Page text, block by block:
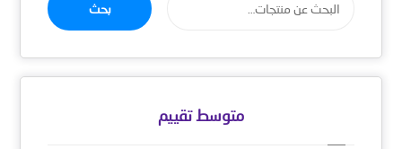
بحث
متوسط ​​تقييم